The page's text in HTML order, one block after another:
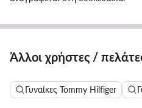
Άλλοι χρήστες /
Γυναίκες Tommy Hilfiger